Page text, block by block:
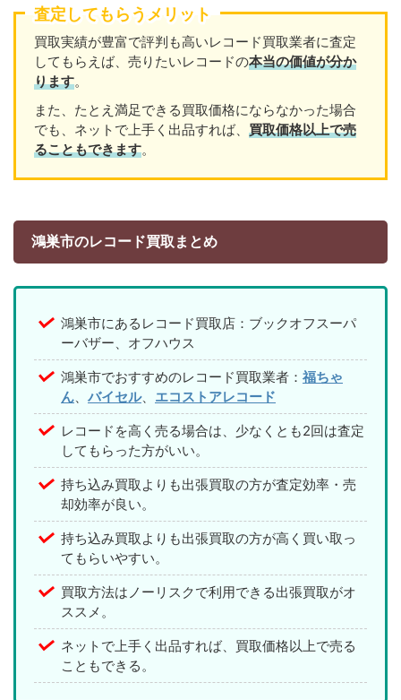
査定してもらうメリット
買取実績が豊富で評判も高いレコード買取業者に査定
してもらえば、売りたいレコードの本当の価値が分か
ります。
また、たとえ満足できる買取価格にならなかった場合
でも、ネットで上手く出品すれば、 買取価格以上で売
ることもできます。
鴻巣市のレコード買取まとめ
鴻巣市にあるレコード買取店：ブックオフスーパ
ーバザー、オフハウス
鴻巣市でおすすめのレコード買取業者： 福ちゃ
ん
バイセル、 エコストアレコード
レコードを高く売る場合は、少なくとも2回は査定
してもらった方がいい。
持ち込み買取よりも出張買取の方が査定効率・売
却効率が良い。
持ち込み買取よりも出張買取の方が高く買い取っ
てもらいやすい。
買取方法はノーリスクで利用できる出張買取がオ
ススメ。
ネットで上手く出品すれば、買取価格以上で売る
こともできる。